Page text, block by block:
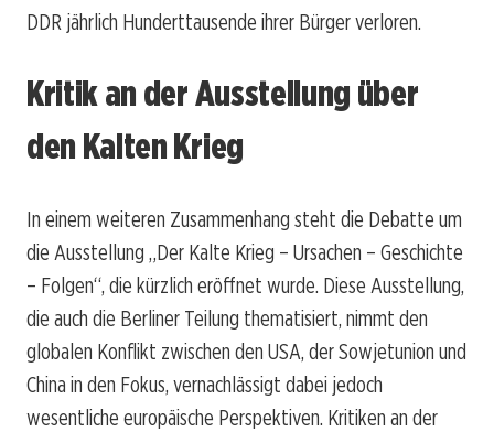
DDR jährlich Hunderttausende ihrer Bürger verloren.
Kritik an der Ausstellung über
den Kalten Krieg
In einem weiteren Zusammenhang steht die Debatte um
die Ausstellung „Der Kalte Krieg – Ursachen – Geschichte
– Folgen“, die kürzlich eröffnet wurde. Diese Ausstellung,
die auch die Berliner Teilung thematisiert, nimmt den
globalen Konflikt zwischen den USA, der Sowjetunion und
China in den Fokus, vernachlässigt dabei jedoch
wesentliche europäische Perspektiven. Kritiken an der